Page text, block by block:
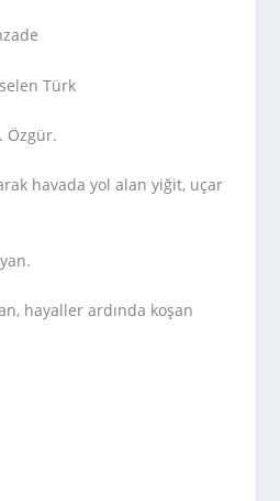
Türk
Özgür.
havada yol alan yiğit, uçar
hayaller ardında koşan